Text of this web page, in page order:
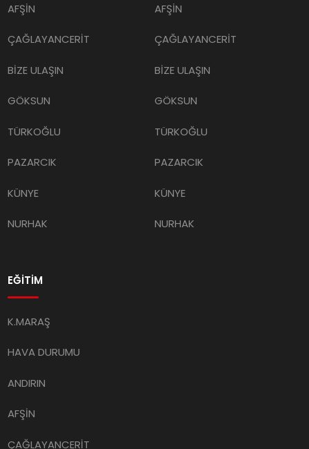
AFŞİN
ÇAĞLAYANCERİT
BİZE ULAŞIN
GÖKSUN
TÜRKOĞLU
PAZARCIK
KÜNYE
NURHAK
AFŞİN
ÇAĞLAYANCERİT
BİZE ULAŞIN
GÖKSUN
TÜRKOĞLU
PAZARCIK
KÜNYE
NURHAK
EĞİTİM
K.MARAŞ
HAVA DURUMU
ANDIRIN
AFŞİN
ÇAĞLAYANCERİT